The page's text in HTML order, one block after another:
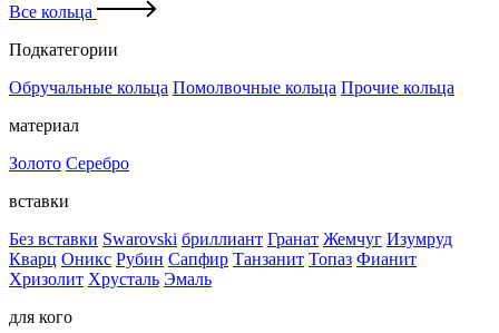
Все кольца
Подкатегории
Обручальные кольца Помолвочные кольца Прочие кольца
материал
Золото Серебро
вставки
Без вставки Swarovski бриллиант Гранат Жемчуг Изумруд
Кварц Оникс Рубин Сапфир Танзанит Топаз Фианит
Хризолит Хрусталь Эмаль
для кого